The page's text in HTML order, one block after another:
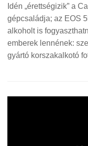
Idén „érettségizik” a
gépcsaládja; az EOS
alkoholt is
emberek lennének:
gyártó korszakalkotó